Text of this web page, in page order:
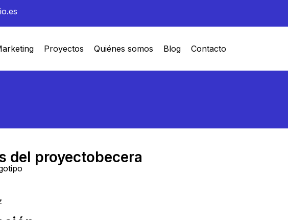
Proyectos Quiénes somos Blog Contacto
del proyectobecera